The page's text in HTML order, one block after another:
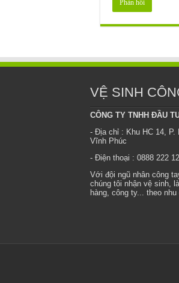
VỆ SINH
CÔNG TY TNHH ĐẦU
- Địa chỉ : Khu HC 14, P.
Vĩnh Phúc
- Điện thoại : 0888 222
Với đội ngũ nhân công
chúng tôi nhận vệ sinh,
hàng, công ty... theo